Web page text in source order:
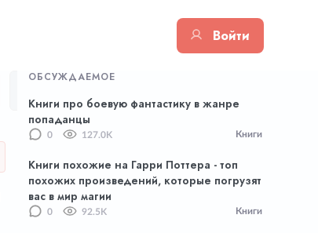
Войти
ОБСУЖДАЕМОЕ
Книги про боевую фантастику в жанре
попаданцы
0 127.0K Книги
Книги похожие на Гарри Поттера - топ
похожих произведений, которые погрузят
вас в мир магии
0 92.5K Книги